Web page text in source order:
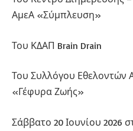
ΑμεΑ «Σύμπλευση»
Του ΚΔΑΠ Brain Drain
Του Συλλόγου Εθελοντών
«Γέφυρα Ζωής»
Σάββατο 20 Ιουνίου 2026